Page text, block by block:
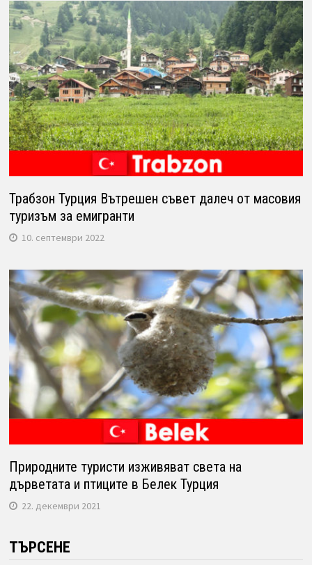
Трабзон Турция Вътрешен съвет далеч от масовия
туризъм за емигранти
10. септември 2022
Природните туристи изживяват света на
дърветата и птиците в Белек Турция
22. декември 2021
ТЪРСЕНЕ